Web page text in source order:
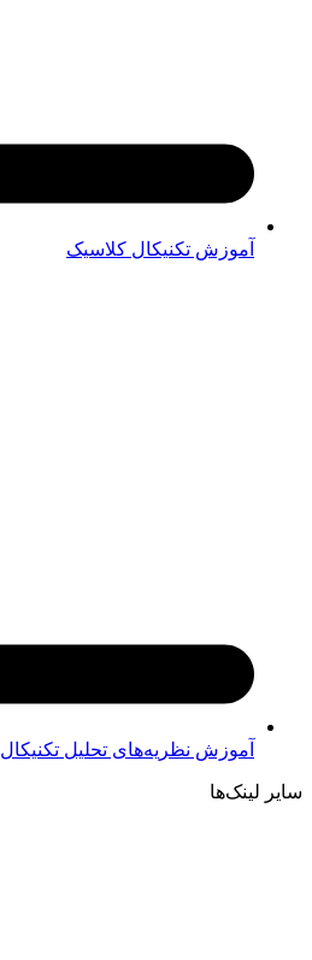
آموزش تکنیکال کلاسیک
آموزش نظریه‌های تحلیل تکنیکال
سایر لینک‌ها